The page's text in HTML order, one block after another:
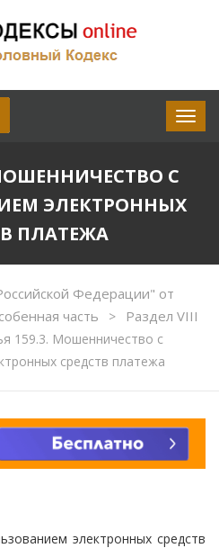
С
ЭЛЕКТРОННЫХ
ПЛАТЕЖА
Федерации" от
часть > Раздел VIII
159.3. Мошенничество с
средств платежа
электронных средств